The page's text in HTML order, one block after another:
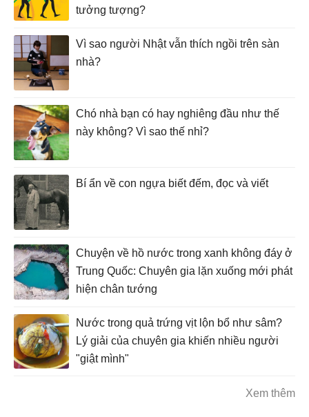
tưởng tượng?
Vì sao người Nhật vẫn thích ngồi trên sàn
nhà?
Chó nhà bạn có hay nghiêng đầu như thế
này không? Vì sao thế nhỉ?
Bí ẩn về con ngựa biết đếm, đọc và viết
Chuyện về hồ nước trong xanh không đáy ở
Trung Quốc: Chuyên gia lặn xuống mới phát
hiện chân tướng
Nước trong quả trứng vịt lộn bổ như sâm?
Lý giải của chuyên gia khiến nhiều người
"giật mình"
Xem thêm